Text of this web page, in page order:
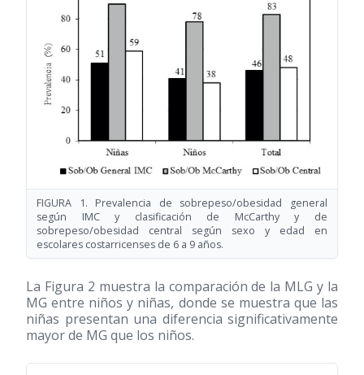
FIGURA 1. Prevalencia de sobrepeso/obesidad general
según IMC y clasificación de McCarthy y de
sobrepeso/obesidad central según sexo y edad en
escolares costarricenses de 6 a 9 años.
La Figura 2 muestra la comparación de la MLG y la
MG entre niños y niñas, donde se muestra que las
niñas presentan una diferencia significativamente
mayor de MG que los niños.